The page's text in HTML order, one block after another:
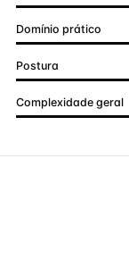
Domínio prático
Postura
Complexidade geral